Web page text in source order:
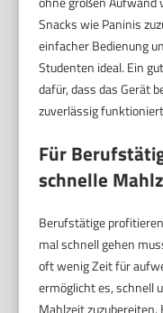
Snacks wie Paninis
einfacher Bedienung
Studenten ideal. Ein
dafür, dass das Gerät
zuverlässig
Für
schnelle
Berufstätige
mal schnell gehen
oft wenig Zeit für
ermöglicht es, schnell
Mahlzeit